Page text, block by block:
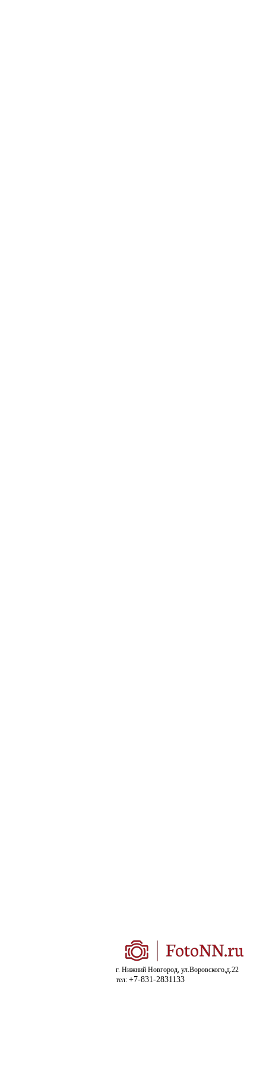
г. Нижний Новгород, ул.Воровского,д.22
тел: +7-831-2831133